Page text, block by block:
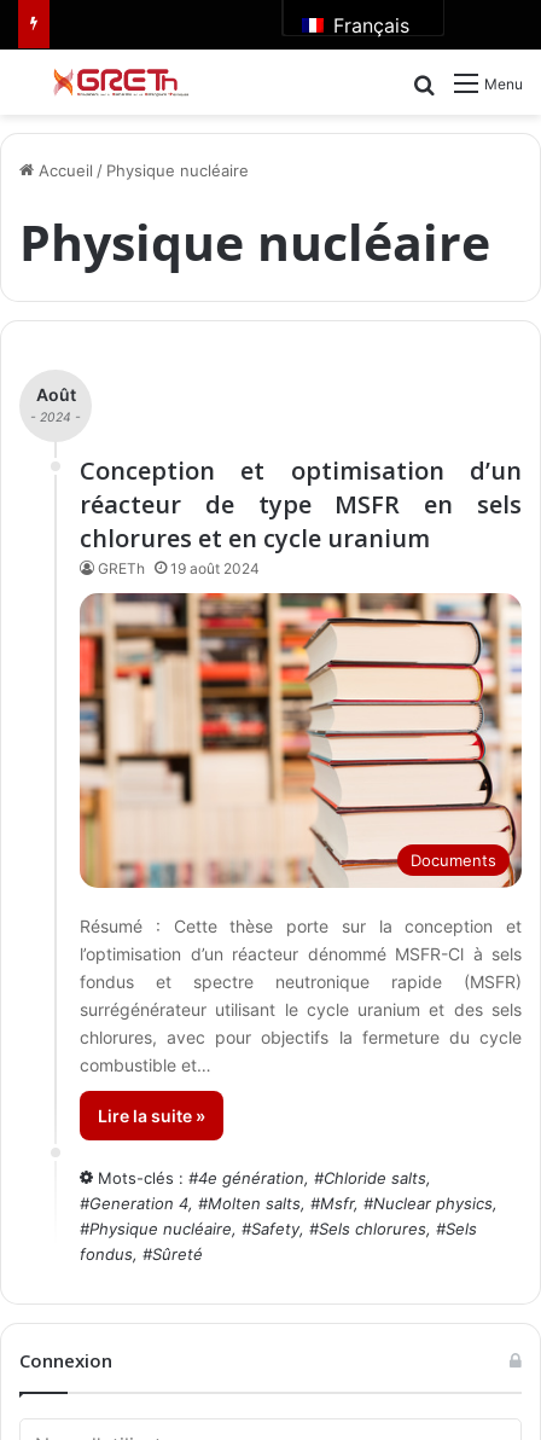
Français
Menu
Rechercher
Accueil / Physique nucléaire
Physique nucléaire
Août
- 2024 -
Conception et optimisation d’un
réacteur de type MSFR en sels
chlorures et en cycle uranium
GRETh 19 août 2024
Documents
Résumé : Cette thèse porte sur la conception et
l’optimisation d’un réacteur dénommé MSFR-Cl à sels
fondus et spectre neutronique rapide (MSFR)
surrégénérateur utilisant le cycle uranium et des sels
chlorures, avec pour objectifs la fermeture du cycle
combustible et…
Lire la suite »
Mots-clés : #4e génération, #Chloride salts,
#Generation 4, #Molten salts, #Msfr, #Nuclear physics,
#Physique nucléaire, #Safety, #Sels chlorures, #Sels
fondus, #Sûreté
Connexion